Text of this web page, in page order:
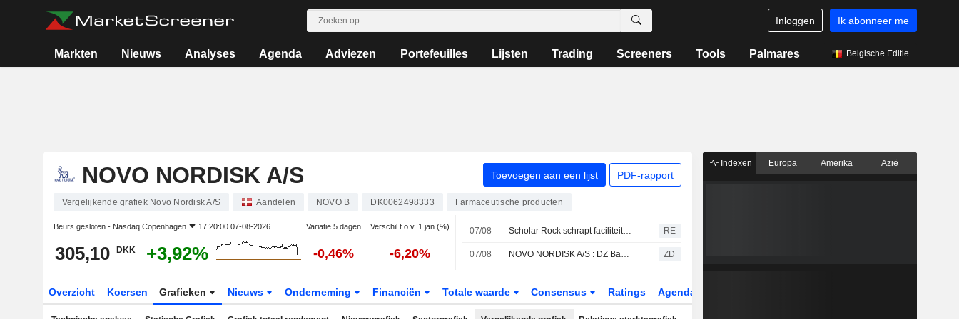
Inloggen Ik abonneer me
Markten Nieuws Analyses Agenda Adviezen Portefeuilles Lijsten Trading Screeners Tools Palmares Belgische Editie
NOVO NORDISK A/S Toevoegen aan een lijst PDF-rapport
Vergelijkende grafiek Novo Nordisk A/S Aandelen NOVO B DK0062498333 Farmaceutische producten
Beurs gesloten - Nasdaq Copenhagen 17:20:00 07-08-2026 Variatie 5 dagen Verschil t.o.v. 1 jan (%)
305,10 DKK +3,92% -0,46% -6,20%
07/08 Scholar Rock schrapt faciliteit van Novo Nordisk uit marktaanvraag voor medicijn tegen spierzwakte RE
07/08 NOVO NORDISK A/S : DZ Bank herhaalt Neutraal advies ZD
Overzicht Koersen Grafieken Nieuws Onderneming Financiën Totale waarde Consensus Ratings Agenda
Indexen Europa Amerika Azië